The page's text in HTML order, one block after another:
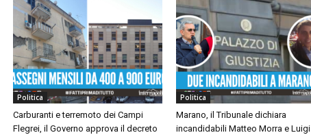
Politica
Carburanti e terremoto dei Campi
Flegrei, il Governo approva il decreto
Politica
Marano, il Tribunale dichiara
incandidabili Matteo Morra e Luigi